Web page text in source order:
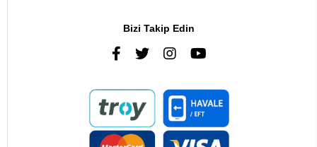
Bizi Takip Edin